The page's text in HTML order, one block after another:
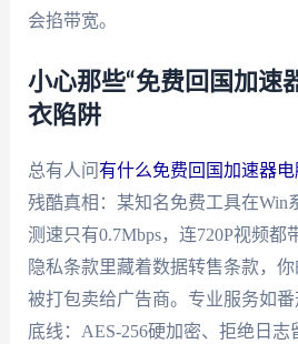
会掐带宽。
小心那些“免费回国加速
衣陷阱
总有人问 有什么免费回国加速器电
残酷真相：某知名免费工具在Win
测速只有0.7Mbps，连720P视频都
隐私条款里藏着数据转售条款，
被打包卖给广告商。专业服务如
底线：AES-256硬加密、拒绝日